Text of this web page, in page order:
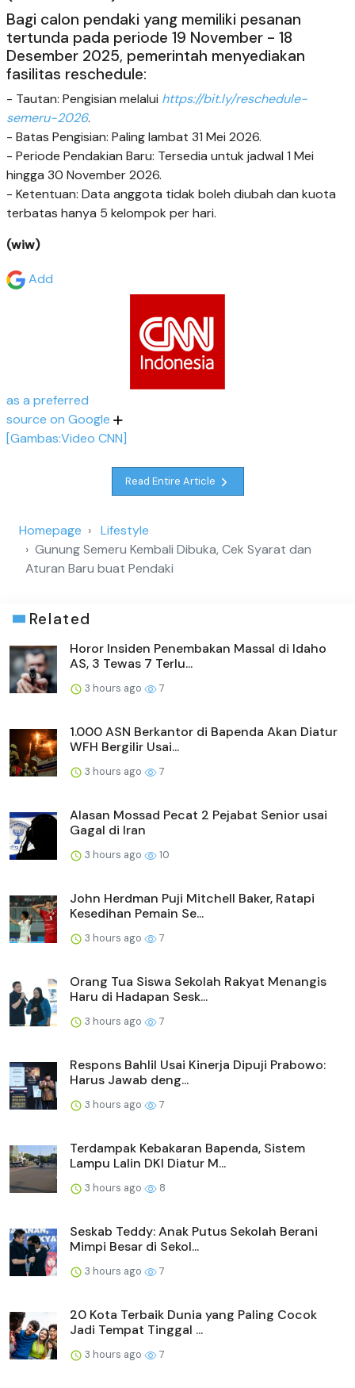
Bagi calon pendaki yang memiliki pesanan
tertunda pada periode 19 November - 18
Desember 2025, pemerintah menyediakan
fasilitas reschedule:
- Tautan: Pengisian melalui https://bit.ly/reschedule-
semeru-2026.
- Batas Pengisian: Paling lambat 31 Mei 2026.
- Periode Pendakian Baru: Tersedia untuk jadwal 1 Mei
hingga 30 November 2026.
- Ketentuan: Data anggota tidak boleh diubah dan kuota
terbatas hanya 5 kelompok per hari.
(wiw)
Add
as a preferred
source on Google
[Gambas:Video CNN]
Read Entire Article
Homepage
Lifestyle
Gunung Semeru Kembali Dibuka, Cek Syarat dan
Aturan Baru buat Pendaki
Related
Horor Insiden Penembakan Massal di Idaho
AS, 3 Tewas 7 Terlu...
3 hours ago 7
1.000 ASN Berkantor di Bapenda Akan Diatur
WFH Bergilir Usai...
3 hours ago 7
Alasan Mossad Pecat 2 Pejabat Senior usai
Gagal di Iran
3 hours ago 10
John Herdman Puji Mitchell Baker, Ratapi
Kesedihan Pemain Se...
3 hours ago 7
Orang Tua Siswa Sekolah Rakyat Menangis
Haru di Hadapan Sesk...
3 hours ago 7
Respons Bahlil Usai Kinerja Dipuji Prabowo:
Harus Jawab deng...
3 hours ago 7
Terdampak Kebakaran Bapenda, Sistem
Lampu Lalin DKI Diatur M...
3 hours ago 8
Seskab Teddy: Anak Putus Sekolah Berani
Mimpi Besar di Sekol...
3 hours ago 7
20 Kota Terbaik Dunia yang Paling Cocok
Jadi Tempat Tinggal ...
3 hours ago 7